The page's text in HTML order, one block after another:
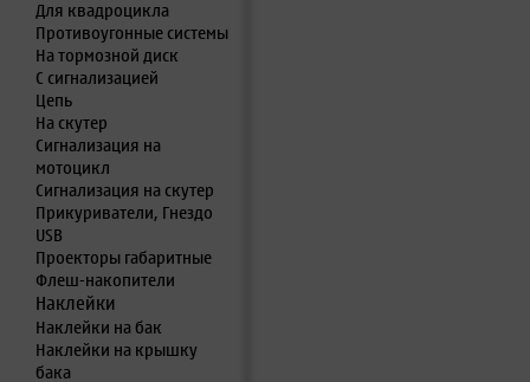
Для квадроцикла
Противоугонные системы
На тормозной диск
С сигнализацией
Цепь
На скутер
Сигнализация на
мотоцикл
Сигнализация на скутер
Прикуриватели, Гнездо
USB
Проекторы габаритные
Флеш-накопители
Наклейки
Наклейки на бак
Наклейки на крышку
бака